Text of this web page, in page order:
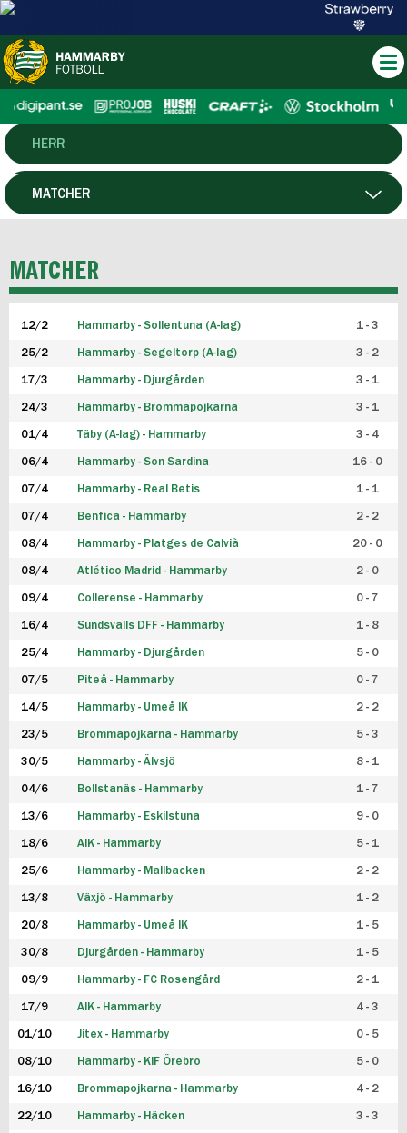
HERR
DAM
P19
F19
FUTSAL HERR
FUTSAL DAM
MATCHER
MATCHER
12/2 Hammarby - Sollentuna (A-lag) 1 - 3
25/2 Hammarby - Segeltorp (A-lag) 3 - 2
17/3 Hammarby - Djurgården 3 - 1
24/3 Hammarby - Brommapojkarna 3 - 1
01/4 Täby (A-lag) - Hammarby 3 - 4
06/4 Hammarby - Son Sardina 16 - 0
07/4 Hammarby - Real Betis 1 - 1
07/4 Benfica - Hammarby 2 - 2
08/4 Hammarby - Platges de Calvià 20 - 0
08/4 Atlético Madrid - Hammarby 2 - 0
09/4 Collerense - Hammarby 0 - 7
16/4 Sundsvalls DFF - Hammarby 1 - 8
25/4 Hammarby - Djurgården 5 - 0
07/5 Piteå - Hammarby 0 - 7
14/5 Hammarby - Umeå IK 2 - 2
23/5 Brommapojkarna - Hammarby 5 - 3
30/5 Hammarby - Älvsjö 8 - 1
04/6 Bollstanäs - Hammarby 1 - 7
13/6 Hammarby - Eskilstuna 9 - 0
18/6 AIK - Hammarby 5 - 1
25/6 Hammarby - Mallbacken 2 - 2
13/8 Växjö - Hammarby 1 - 2
20/8 Hammarby - Umeå IK 1 - 5
30/8 Djurgården - Hammarby 1 - 5
09/9 Hammarby - FC Rosengård 2 - 1
17/9 AIK - Hammarby 4 - 3
01/10 Jitex - Hammarby 0 - 5
08/10 Hammarby - KIF Örebro 5 - 0
16/10 Brommapojkarna - Hammarby 4 - 2
22/10 Hammarby - Häcken 3 - 3